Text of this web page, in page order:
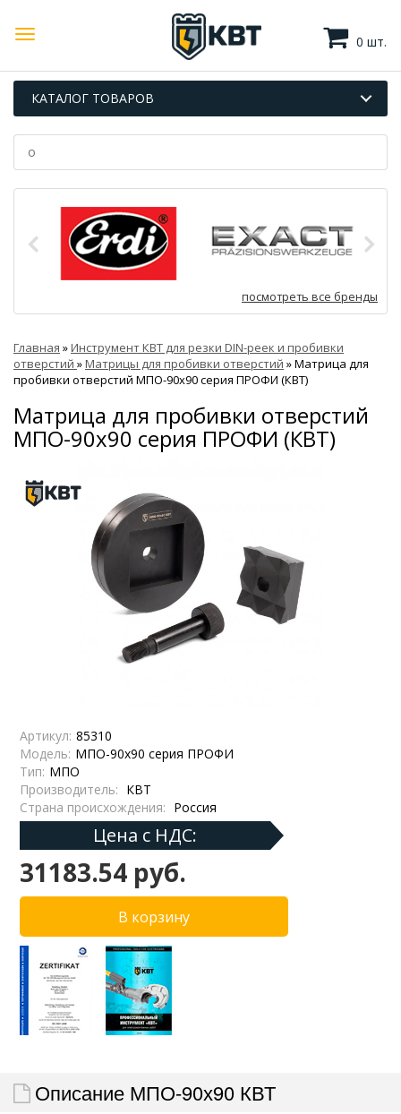
0 шт.
КАТАЛОГ ТОВАРОВ
посмотреть все бренды
Главная »Инструмент КВТ для резки DIN-реек и пробивки
отверстий »Матрицы для пробивки отверстий »Матрица для
пробивки отверстий МПО-90х90 серия ПРОФИ (КВТ)
Матрица для пробивки отверстий
МПО-90х90 серия ПРОФИ (КВТ)
Артикул: 85310
Модель: МПО-90х90 серия ПРОФИ
Тип: МПО
Производитель: КВТ
Страна происхождения: Россия
Цена с НДС:
31183.54 руб.
Описание МПО-90х90 КВТ